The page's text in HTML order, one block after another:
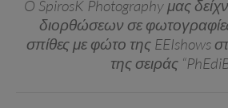
O SpirosK Photography μας
διορθώσεων σε
σπίθες με φώτο της EEIshows
της σειράς